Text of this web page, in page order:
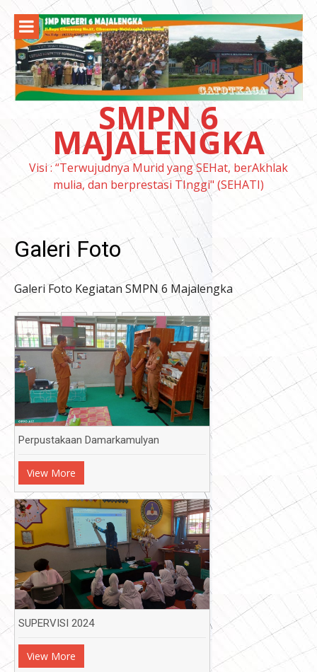
konten
SMPN 6
MAJALENGKA
Visi : “Terwujudnya Murid yang SEHat, berAkhlak
mulia, dan berprestasi TInggi" (SEHATI)
Galeri Foto
Galeri Foto Kegiatan SMPN 6 Majalengka
Default Date Title
Random
Ascending
Descending
Perpustakaan Damarkamulyan
View More
SUPERVISI 2024
View More